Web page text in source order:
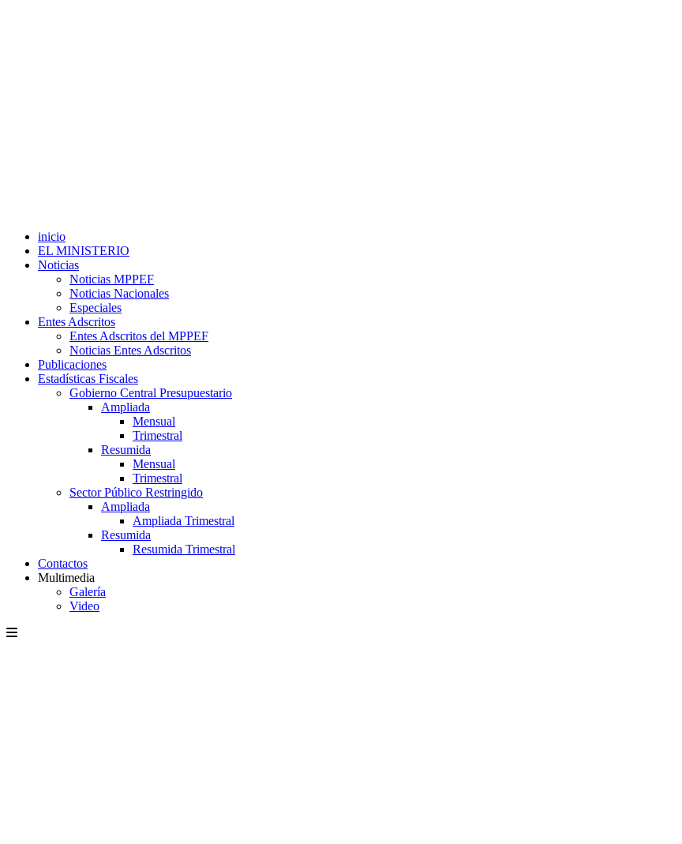
inicio
EL MINISTERIO
Noticias
Noticias MPPEF
Noticias Nacionales
Especiales
Entes Adscritos
Entes Adscritos del MPPEF
Noticias Entes Adscritos
Publicaciones
Estadísticas Fiscales
Gobierno Central Presupuestario
Ampliada
Mensual
Trimestral
Resumida
Mensual
Trimestral
Sector Público Restringido
Ampliada
Ampliada Trimestral
Resumida
Resumida Trimestral
Contactos
Multimedia
Galería
Video